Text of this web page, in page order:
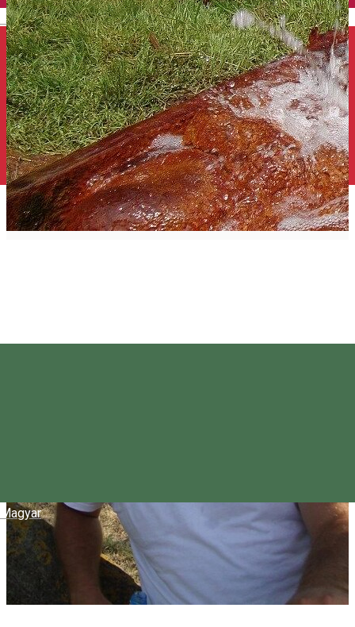
English
Magyar